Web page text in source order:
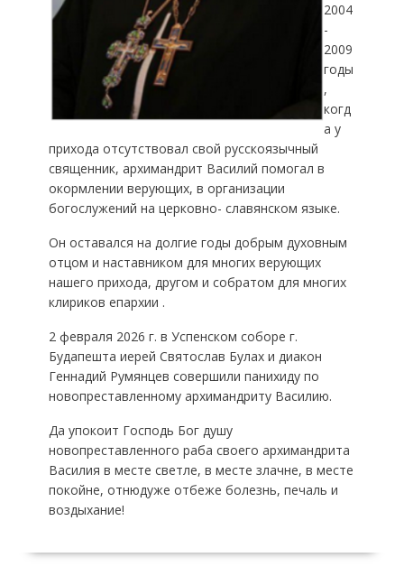
2004
-
2009
годы
,
когд
а у
прихода отсутствовал свой русскоязычный
священник, архимандрит Василий помогал в
окормлении верующих, в организации
богослужений на церковно- славянском языке.
Он оставался на долгие годы добрым духовным
отцом и наставником для многих верующих
нашего прихода, другом и собратом для многих
клириков епархии .
2 февраля 2026 г. в Успенском соборе г.
Будапешта иерей Святослав Булах и диакон
Геннадий Румянцев совершили панихиду по
новопреставленному архимандриту Василию.
Да упокоит Господь Бог душу
новопреставленного раба своего архимандрита
Василия в месте светле, в месте злачне, в месте
покойне, отнюдуже отбеже болезнь, печаль и
воздыхание!